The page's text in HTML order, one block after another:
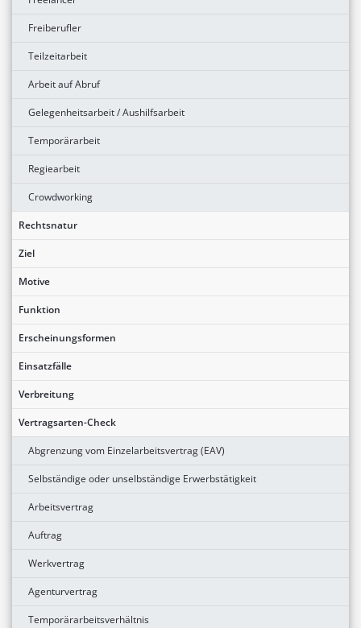
Freiberufler
Teilzeitarbeit
Arbeit auf Abruf
Gelegenheitsarbeit / Aushilfsarbeit
Temporärarbeit
Regiearbeit
Crowdworking
Rechtsnatur
Ziel
Motive
Funktion
Erscheinungsformen
Einsatzfälle
Verbreitung
Vertragsarten-Check
Abgrenzung vom Einzelarbeitsvertrag (EAV)
Selbständige oder unselbständige Erwerbstätigkeit
Arbeitsvertrag
Auftrag
Werkvertrag
Agenturvertrag
Temporärarbeitsverhältnis